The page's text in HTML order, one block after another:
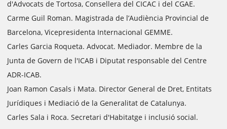
d'Advocats de Tortosa, Consellera del CICAC i del CGAE.
Carme Guil Roman. Magistrada de l’Audiència Provincial de
Barcelona, Vicepresidenta Internacional GEMME.
Carles Garcia Roqueta. Advocat. Mediador. Membre de la
Junta de Govern de l'ICAB i Diputat responsable del Centre
ADR-ICAB.
Joan Ramon Casals i Mata. Director General de Dret, Entitats
Jurídiques i Mediació de la Generalitat de Catalunya.
Carles Sala i Roca. Secretari d'Habitatge i inclusió social.